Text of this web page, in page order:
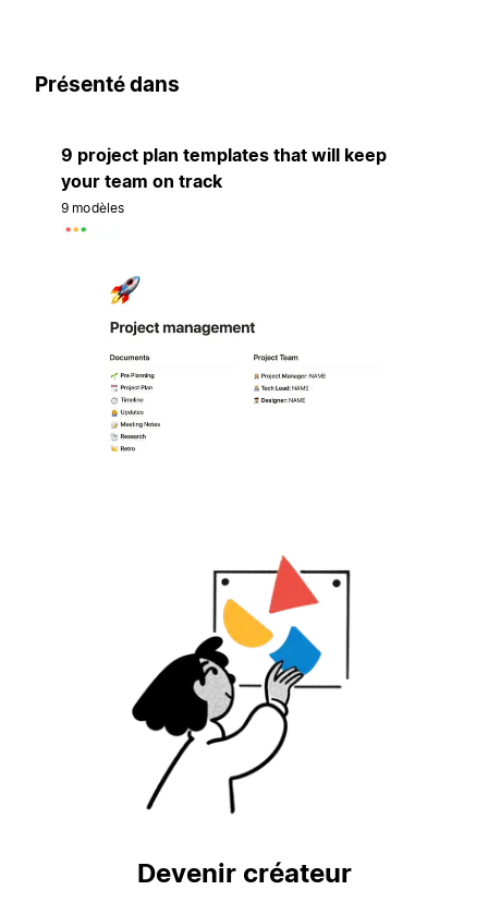
Présenté dans
9 project plan templates that will keep
your team on track
9 modèles
Devenir créateur